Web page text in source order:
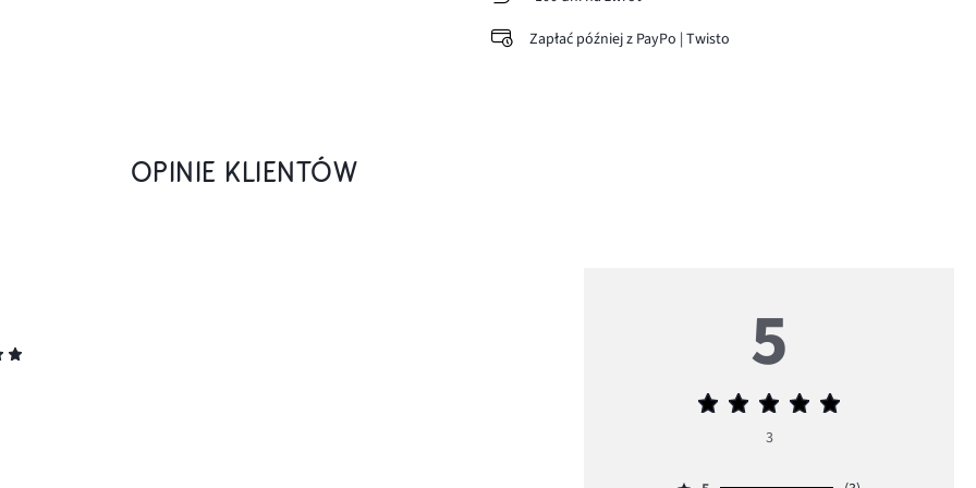
Zapłać później z PayPo | Twisto
OPINIE KLIENTÓW
5
Średnia
5
3